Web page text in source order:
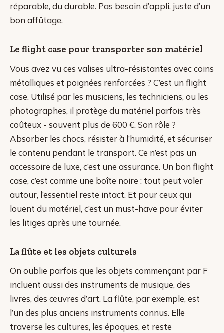
réparable, du durable. Pas besoin d’appli, juste d’un
bon affûtage.
Le flight case pour transporter son matériel
Vous avez vu ces valises ultra-résistantes avec coins
métalliques et poignées renforcées ? C’est un flight
case. Utilisé par les musiciens, les techniciens, ou les
photographes, il protège du matériel parfois très
coûteux - souvent plus de 600 €. Son rôle ?
Absorber les chocs, résister à l’humidité, et sécuriser
le contenu pendant le transport. Ce n’est pas un
accessoire de luxe, c’est une assurance. Un bon flight
case, c’est comme une boîte noire : tout peut voler
autour, l’essentiel reste intact. Et pour ceux qui
louent du matériel, c’est un must-have pour éviter
les litiges après une tournée.
La flûte et les objets culturels
On oublie parfois que les objets commençant par F
incluent aussi des instruments de musique, des
livres, des œuvres d’art. La flûte, par exemple, est
l’un des plus anciens instruments connus. Elle
traverse les cultures, les époques, et reste